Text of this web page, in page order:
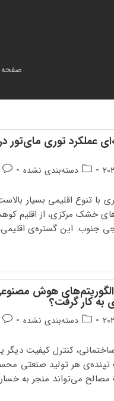
صفحه
عملکرد توری مای‌تور
دسته‌بندی
دسته‌بندی نشده
با تنوع اقلیمی بسیار
خشک مرکزی، از اقلیم
جنوب. این گستره‌ی
هوش
به کار گرفت؟
دسته‌بندی
دسته‌بندی نشده
کنترل کیفیت دیگر
تپنده‌ی هر تولید صنعتی
می‌تواند منجر به